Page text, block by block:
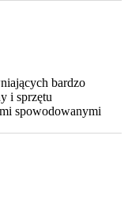
bardzo
i sprzętu
spowodowanymi